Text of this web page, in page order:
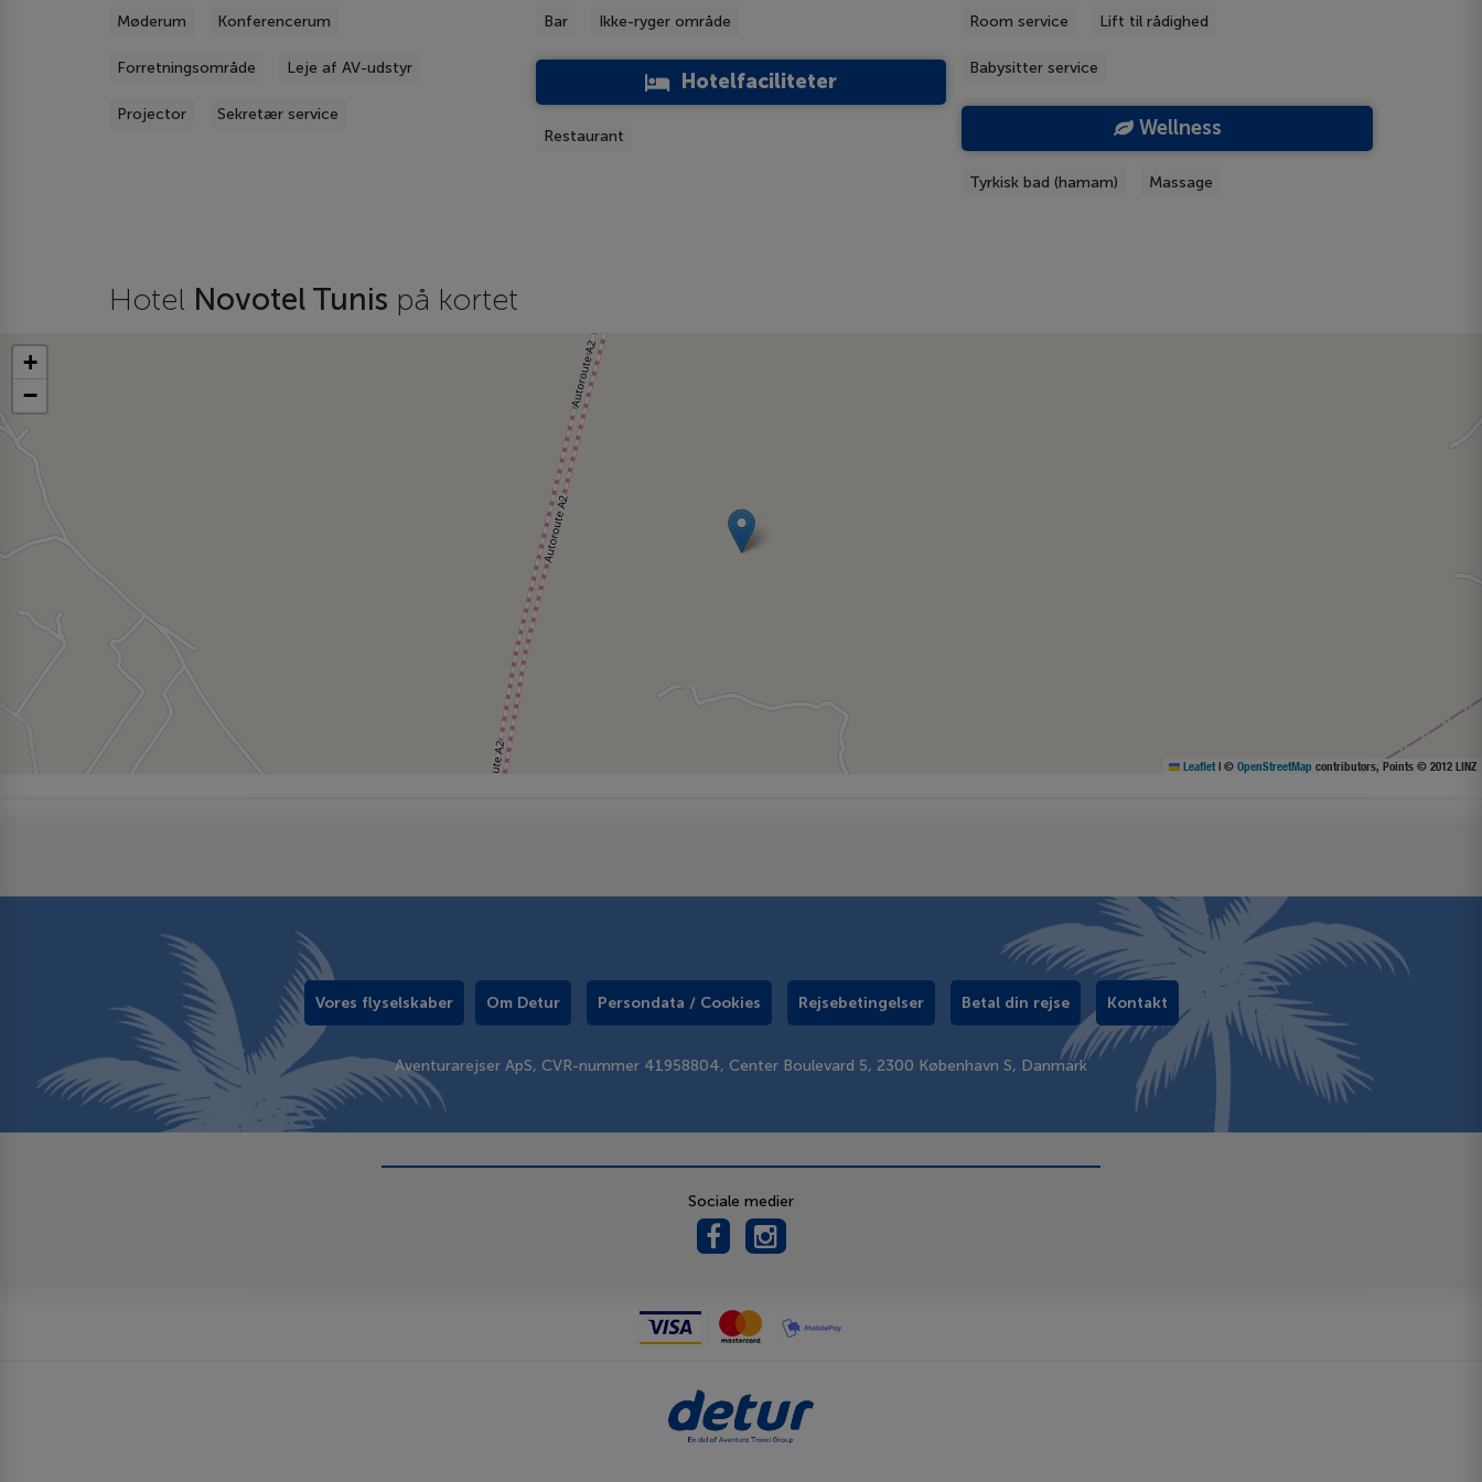
Møderum Konferencerum
Forretningsområde Leje af AV-udstyr
Projector Sekretær service
Bar Ikke-ryger område
Hotelfaciliteter
Restaurant
Room service Lift til rådighed
Babysitter service
Wellness
Tyrkisk bad (hamam) Massage
Hotel Novotel Tunis på kortet
+
−
Leaflet | © OpenStreetMap contributors, Points © 2012 LINZ
Vores flyselskaber Om Detur Persondata / Cookies Rejsebetingelser Betal din rejse Kontakt
Aventurarejser ApS, CVR-nummer 41958804, Center Boulevard 5, 2300 København S, Danmark
Sociale medier